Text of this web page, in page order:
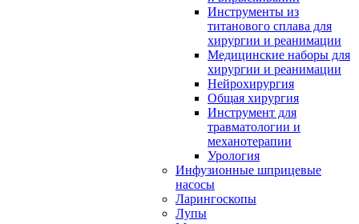
Инструменты из
титанового сплава для
хирургии и реанимации
Медицинские наборы для
хирургии и реанимации
Нейрохирургия
Общая хирургия
Инструмент для
травматологии и
механотерапии
Урология
Инфузионные шприцевые
насосы
Ларингоскопы
Лупы